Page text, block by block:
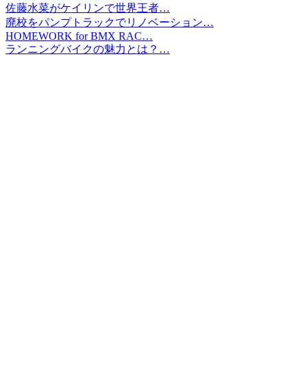
佐藤水菜がケイリンで世界王者…
廃校をパンプトラックでリノベーション…
HOMEWORK for BMX RAC…
ランニングバイクの魅力とは？…